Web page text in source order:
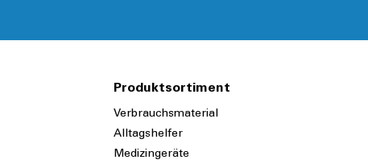
Produktsortiment
Verbrauchsmaterial
Alltagshelfer
Medizingeräte